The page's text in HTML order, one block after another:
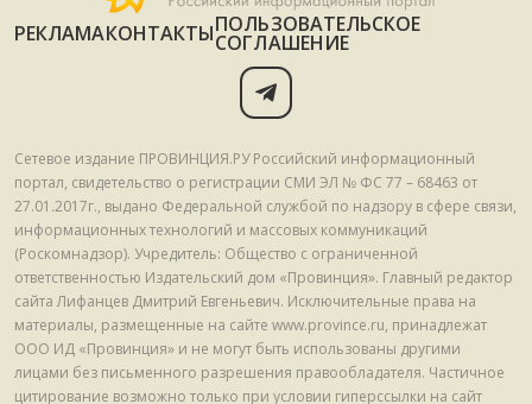
РЕКЛАМАКОНТАКТЫПОЛЬЗОВАТЕЛЬСКОЕ
СОГЛАШЕНИЕ
Сетевое издание ПРОВИНЦИЯ.РУ Российский информационный
портал, свидетельство о регистрации СМИ ЭЛ № ФС 77 – 68463 от
27.01.2017г., выдано Федеральной службой по надзору в сфере связи,
информационных технологий и массовых коммуникаций
(Роскомнадзор). Учредитель: Общество с ограниченной
ответственностью Издательский дом «Провинция». Главный редактор
сайта Лифанцев Дмитрий Евгеньевич. Исключительные права на
материалы, размещенные на сайте www.province.ru, принадлежат
ООО ИД «Провинция» и не могут быть использованы другими
лицами без письменного разрешения правообладателя. Частичное
цитирование возможно только при условии гиперссылки на сайт